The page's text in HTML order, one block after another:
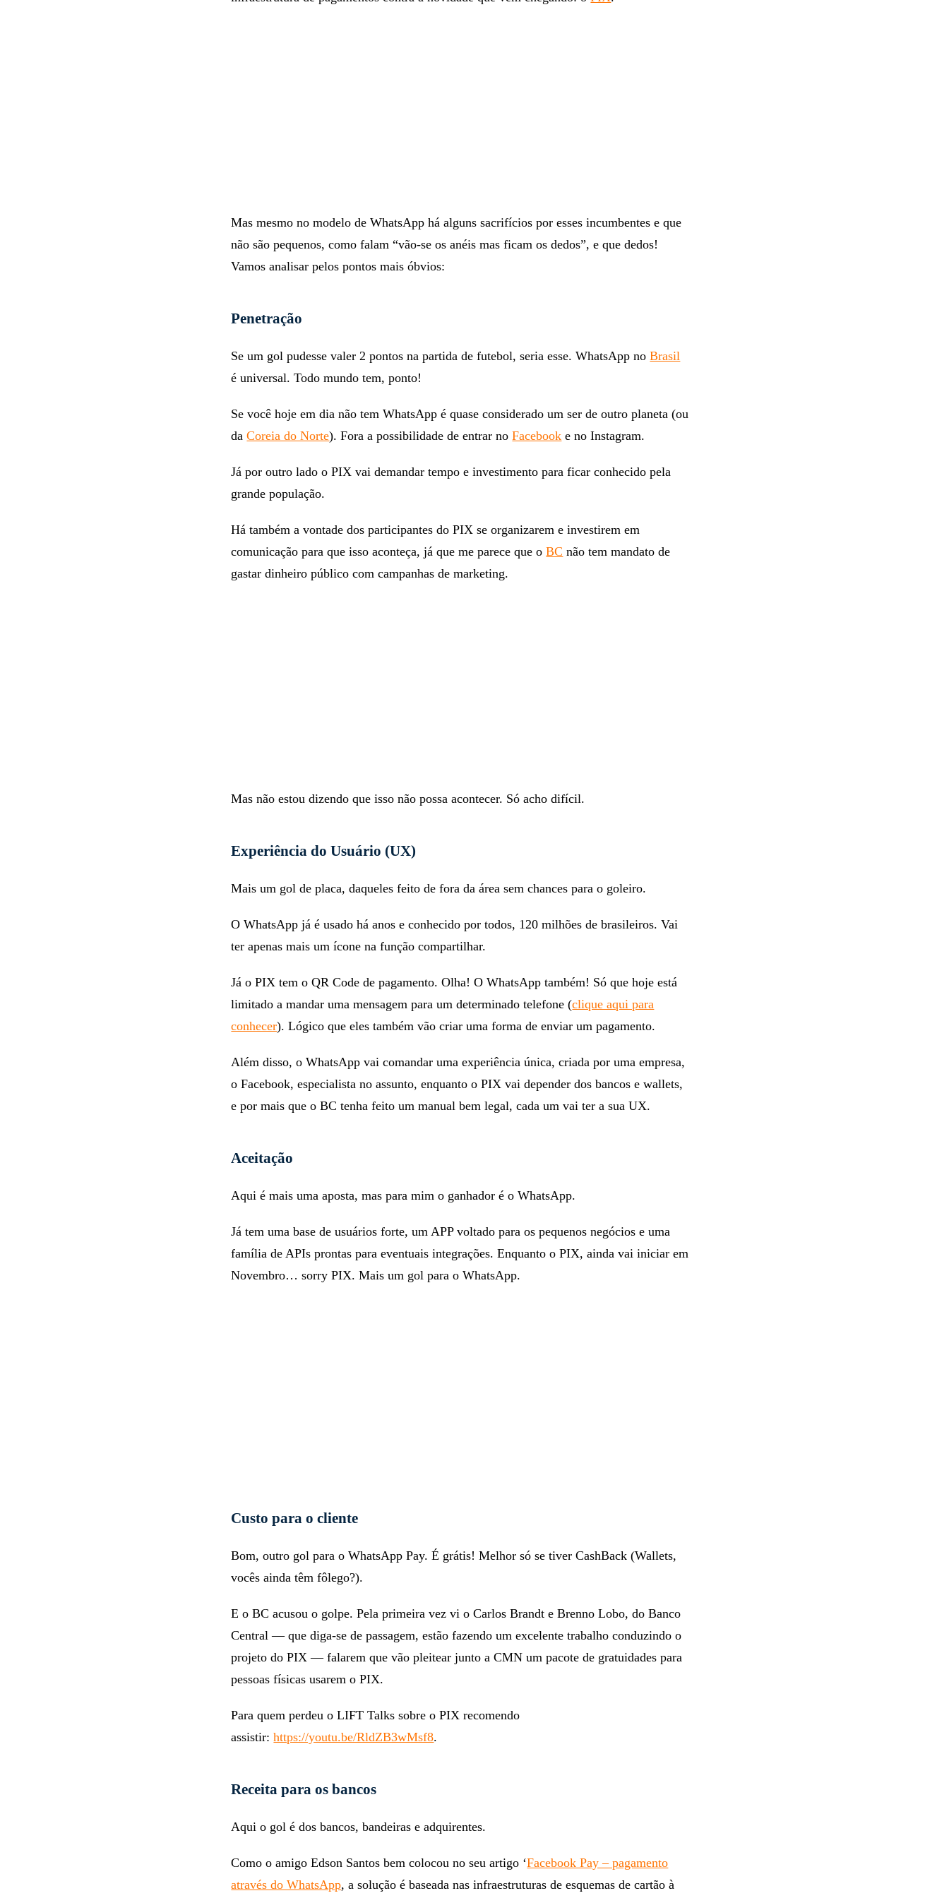
Mas mesmo no modelo de WhatsApp há alguns sacrifícios por esses incumbentes e que
não são pequenos, como falam “vão-se os anéis mas ficam os dedos”, e que dedos!
Vamos analisar pelos pontos mais óbvios:
Penetração
Se um gol pudesse valer 2 pontos na partida de futebol, seria esse. WhatsApp noBrasil
é universal. Todo mundo tem, ponto!
Se você hoje em dia não tem WhatsApp é quase considerado um ser de outro planeta (ou
daCoreia do Norte). Fora a possibilidade de entrar noFacebook e no Instagram.
Já por outro lado o PIX vai demandar tempo e investimento para ficar conhecido pela
grande população.
Há também a vontade dos participantes do PIX se organizarem e investirem em
comunicação para que isso aconteça, já que me parece que oBC não tem mandato de
gastar dinheiro público com campanhas de marketing.
Mas não estou dizendo que isso não possa acontecer. Só acho difícil.
Experiência do Usuário (UX)
Mais um gol de placa, daqueles feito de fora da área sem chances para o goleiro.
O WhatsApp já é usado há anos e conhecido por todos, 120 milhões de brasileiros. Vai
ter apenas mais um ícone na função compartilhar.
Já o PIX tem o QR Code de pagamento. Olha! O WhatsApp também! Só que hoje está
limitado a mandar uma mensagem para um determinado telefone (clique aqui para
conhecer). Lógico que eles também vão criar uma forma de enviar um pagamento.
Além disso, o WhatsApp vai comandar uma experiência única, criada por uma empresa,
o Facebook, especialista no assunto, enquanto o PIX vai depender dos bancos e wallets,
e por mais que o BC tenha feito um manual bem legal, cada um vai ter a sua UX.
Aceitação
Aqui é mais uma aposta, mas para mim o ganhador é o WhatsApp.
Já tem uma base de usuários forte, um APP voltado para os pequenos negócios e uma
família de APIs prontas para eventuais integrações. Enquanto o PIX, ainda vai iniciar em
Novembro… sorry PIX. Mais um gol para o WhatsApp.
Custo para o cliente
Bom, outro gol para o WhatsApp Pay. É grátis! Melhor só se tiver CashBack (Wallets,
vocês ainda têm fôlego?).
E o BC acusou o golpe. Pela primeira vez vi o Carlos Brandt e Brenno Lobo, do Banco
Central — que diga-se de passagem, estão fazendo um excelente trabalho conduzindo o
projeto do PIX — falarem que vão pleitear junto a CMN um pacote de gratuidades para
pessoas físicas usarem o PIX.
Para quem perdeu o LIFT Talks sobre o PIX recomendo
assistir:https://youtu.be/RldZB3wMsf8.
Receita para os bancos
Aqui o gol é dos bancos, bandeiras e adquirentes.
Como o amigo Edson Santos bem colocou no seu artigo ‘Facebook Pay – pagamento
através do WhatsApp, a solução é baseada nas infraestruturas de esquemas de cartão à